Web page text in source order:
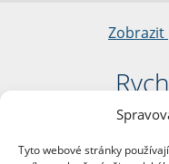
Tyto webové stránky
Zobrazit
nám.